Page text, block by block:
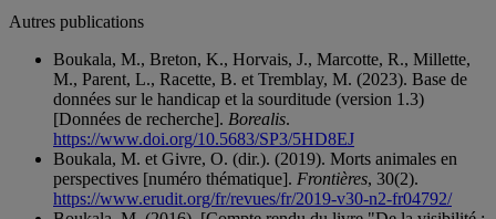
Autres publications
Boukala, M., Breton, K., Horvais, J., Marcotte, R., Millette,
M., Parent, L., Racette, B. et Tremblay, M. (2023). Base de
données sur le handicap et la sourditude (version 1.3)
[Données de recherche]. Borealis.
https://www.doi.org/10.5683/SP3/5HD8EJ
Boukala, M. et Givre, O. (dir.). (2019). Morts animales en
perspectives [numéro thématique]. Frontières, 30(2).
https://www.erudit.org/fr/revues/fr/2019-v30-n2-fr04792/